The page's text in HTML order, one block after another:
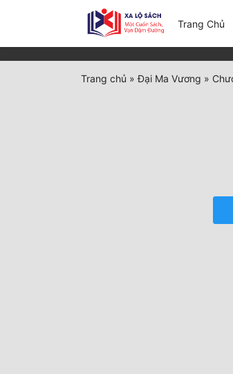
Trang Chủ
Trang chủ »Đại Ma Vương »